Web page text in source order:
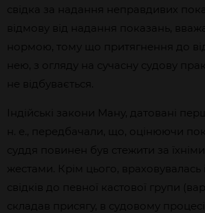
свідка за надання неправдивих
відмову від надання показань,
нормою, тому що притягнення до
нею, з огляду на сучасну судову
не відбувається.
Індійські закони Ману, датовані
н. е., передбачали, що, оцінюючи
суддя повинен був стежити за
жестами. Крім цього, враховувалась
свідків до певної кастової групи
складав присягу, в судовому